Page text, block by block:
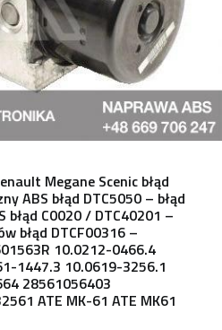
Megane Scenic błąd
ABS błąd DTC5050 – błąd
C0020 / DTC40201 –
błąd DTCF00316 –
10.0212-0466.4
1447.3 10.0619-3256.1
28561056403
ATE MK-61 ATE MK61